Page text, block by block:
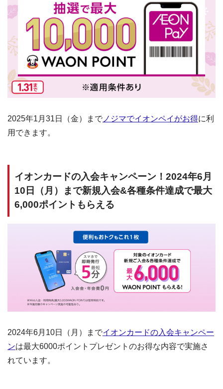
2025年1月31日（金）までノジマでイオンペイがお得に利
用できます。
イオンカードの入会キャンペーン！2024年6月
10日（月）まで新規入会&各種条件達成で最大
6,000ポイントもらえる
2024年6月10日（月）までイオンカードの入会キャンペー
ンは最大6000ポイントプレゼントのお得な内容で実施さ
れています。